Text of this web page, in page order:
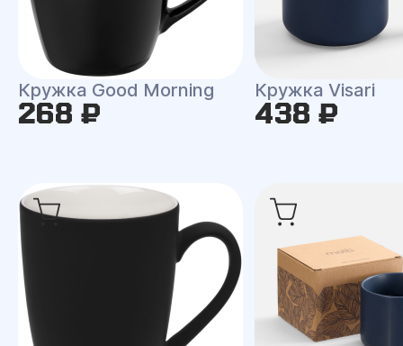
Кружка Good Morning
268 ₽
Кружка Visari
438 ₽